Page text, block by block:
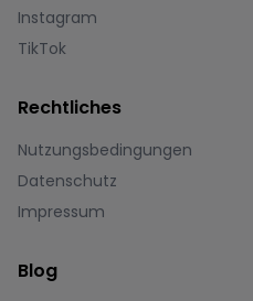
Instagram
TikTok
Rechtliches
Nutzungsbedingungen
Datenschutz
Impressum
Blog